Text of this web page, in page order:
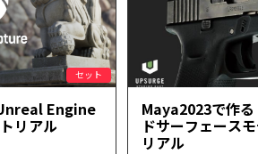
セット
Engine
リアル
Maya2023で作
ドサーフェース
リアル